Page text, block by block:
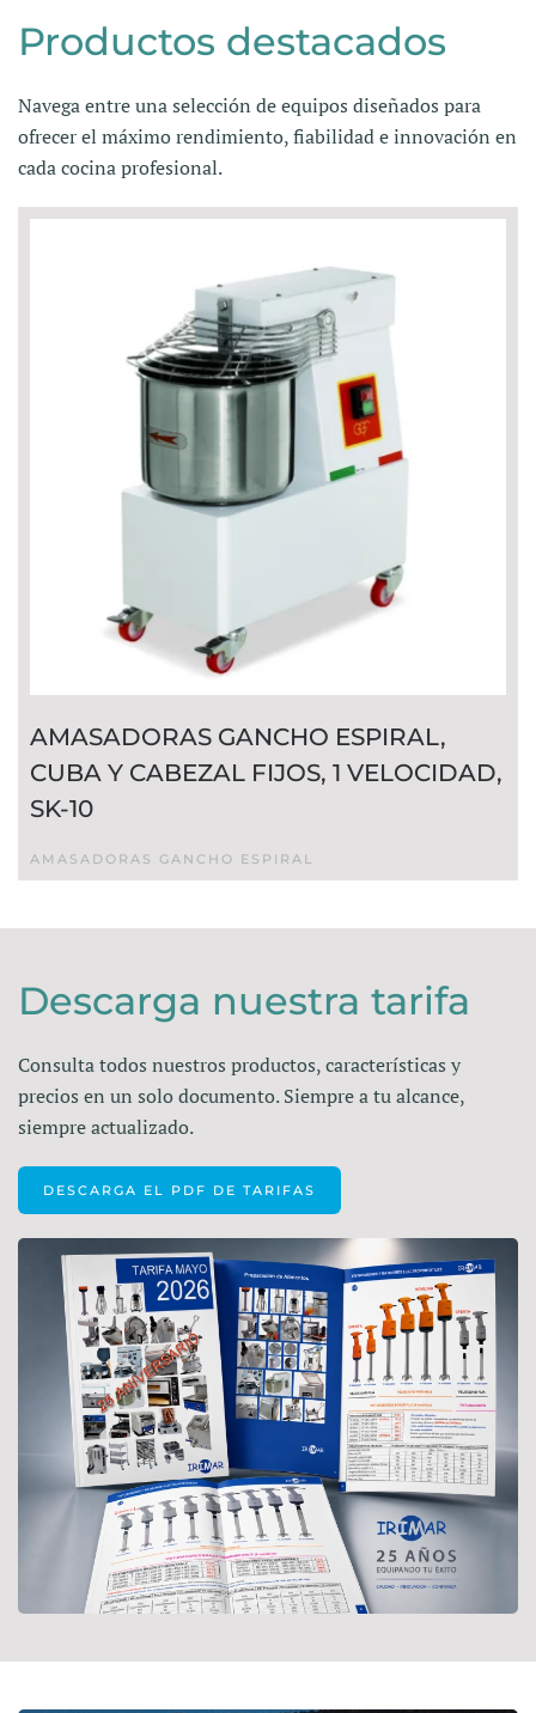
Productos destacados
Navega entre una selección de equipos diseñados para
ofrecer el máximo rendimiento, fiabilidad e innovación en
cada cocina profesional.
AMASADORAS GANCHO ESPIRAL,
CUBA Y CABEZAL FIJOS, 1 VELOCIDAD,
SK-10
AMASADORAS GANCHO ESPIRAL
Descarga nuestra tarifa
Consulta todos nuestros productos, características y
precios en un solo documento. Siempre a tu alcance,
siempre actualizado.
DESCARGA EL PDF DE TARIFAS